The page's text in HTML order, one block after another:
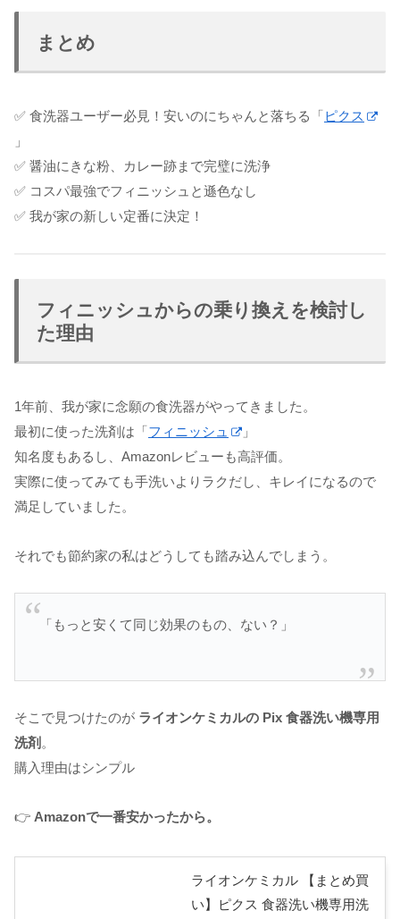
まとめ
✅ 食洗器ユーザー必見！安いのにちゃんと落ちる「ピクス
」
✅ 醤油にきな粉、カレー跡まで完璧に洗浄
✅ コスパ最強でフィニッシュと遜色なし
✅ 我が家の新しい定番に決定！
フィニッシュからの乗り換えを検討し
た理由
1年前、我が家に念願の食洗器がやってきました。
最初に使った洗剤は「フィニッシュ
」
知名度もあるし、Amazonレビューも高評価。
実際に使ってみても手洗いよりラクだし、キレイになるので
満足していました。
それでも節約家の私はどうしても踏み込んでしまう。
「もっと安くて同じ効果のもの、ない？」
そこで見つけたのが ライオンケミカルの Pix 食器洗い機専用
洗剤 。
購入理由はシンプル
👉 Amazonで一番安かったから。
ライオンケミカル 【まとめ買
い】ピクス 食器洗い機専用洗